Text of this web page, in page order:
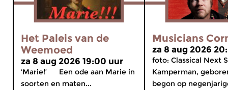
Het Paleis van de
Weemoed
za 8 aug 2026 19:00 uur
‘Marie!’ Een ode aan Marie in
soorten en maten...
Musicians
za 8 aug 2026
foto: Classical Next
Kamperman,
begon op